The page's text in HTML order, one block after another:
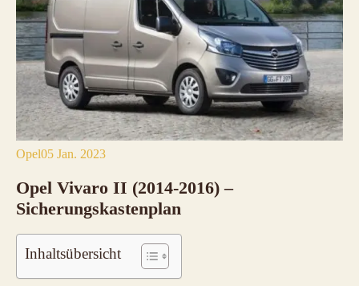
Opel05 Jan. 2023
Opel Vivaro II (2014-2016) –
Sicherungskastenplan
Inhaltsübersicht